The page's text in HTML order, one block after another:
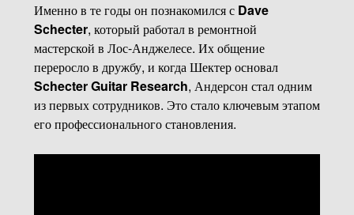
Именно в те годы он познакомился с Dave
Schecter, который работал в ремонтной
мастерской в Лос-Анджелесе. Их общение
переросло в дружбу, и когда Шектер основал
Schecter Guitar Research, Андерсон стал одним
из первых сотрудников. Это стало ключевым этапом
его профессионального становления.